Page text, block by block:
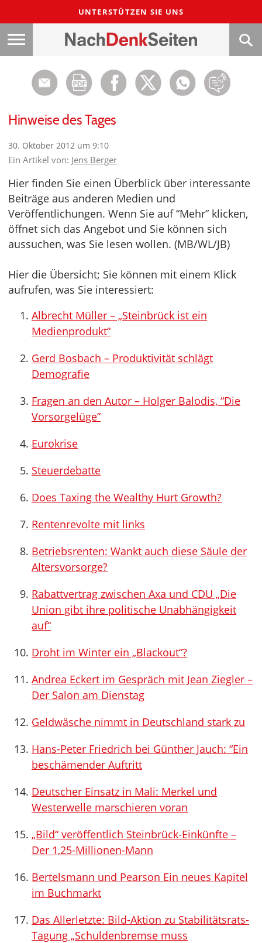
UNTERSTÜTZEN SIE UNS
Hinweise des Tages
30. Oktober 2012 um 9:10
Ein Artikel von: Jens Berger
Hier finden Sie einen Überblick über interessante
Beiträge aus anderen Medien und
Veröffentlichungen. Wenn Sie auf “Mehr” klicken,
öffnet sich das Angebot und Sie können sich
aussuchen, was Sie lesen wollen. (MB/WL/JB)
Hier die Übersicht; Sie können mit einem Klick
aufrufen, was Sie interessiert:
Albrecht Müller – „Steinbrück ist ein
Medienprodukt“
Gerd Bosbach – Produktivität schlägt
Demografie
Fragen an den Autor – Holger Balodis, “Die
Vorsorgelüge”
Eurokrise
Steuerdebatte
Does Taxing the Wealthy Hurt Growth?
Rentenrevolte mit links
Betriebsrenten: Wankt auch diese Säule der
Altersvorsorge?
Rabattvertrag zwischen Axa und CDU „Die
Union gibt ihre politische Unabhängigkeit
auf“
Droht im Winter ein „Blackout“?
Andrea Eckert im Gespräch mit Jean Ziegler –
Der Salon am Dienstag
Geldwäsche nimmt in Deutschland stark zu
Hans-Peter Friedrich bei Günther Jauch: “Ein
beschämender Auftritt
Deutscher Einsatz in Mali: Merkel und
Westerwelle marschieren voran
„Bild“ veröffentlich Steinbrück-Einkünfte –
Der 1,25-Millionen-Mann
Bertelsmann und Pearson Ein neues Kapitel
im Buchmarkt
Das Allerletzte: Bild-Aktion zu Stabilitätsrats-
Tagung „Schuldenbremse muss